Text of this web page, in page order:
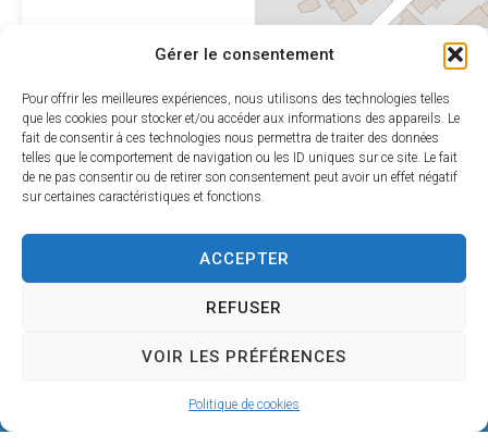
Gérer le consentement
Pour offrir les meilleures expériences, nous utilisons des technologies telles
que les cookies pour stocker et/ou accéder aux informations des appareils. Le
fait de consentir à ces technologies nous permettra de traiter des données
telles que le comportement de navigation ou les ID uniques sur ce site. Le fait
de ne pas consentir ou de retirer son consentement peut avoir un effet négatif
sur certaines caractéristiques et fonctions.
ACCEPTER
REFUSER
VOIR LES PRÉFÉRENCES
Politique de cookies
contributors
Mairie de SÉRIGNAN